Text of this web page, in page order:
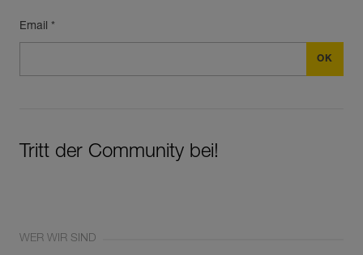
Email *
Tritt der Community bei!
WER WIR SIND